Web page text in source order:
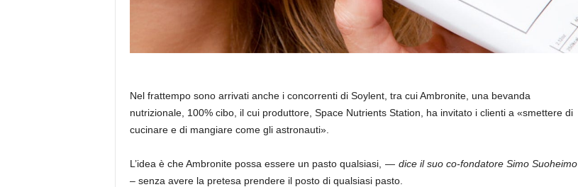
Nel frattempo sono arrivati anche i concorrenti di Soylent, tra cui Ambronite, una bevanda
nutrizionale, 100% cibo, il cui produttore, Space Nutrients Station, ha invitato i clienti a «smettere di
cucinare e di mangiare come gli astronauti».
L’idea è che Ambronite possa essere un pasto qualsiasi, — dice il suo co-fondatore Simo Suoheimo
– senza avere la pretesa prendere il posto di qualsiasi pasto.